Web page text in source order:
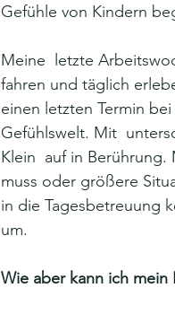
Gefühle von Kindern
Meine  letzte
fahren und täglich
einen letzten Termin
Gefühlswelt. Mit
Klein  auf in
muss oder größere
in die Tagesbetreuung
um.
Wie aber kann ich